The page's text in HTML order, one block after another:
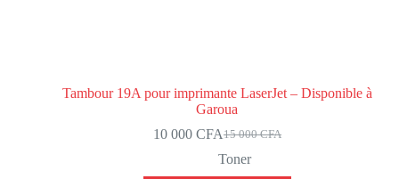
Tambour 19A pour imprimante LaserJet – Disponible à
Garoua
15 000CFA
10 000 CFA
Toner